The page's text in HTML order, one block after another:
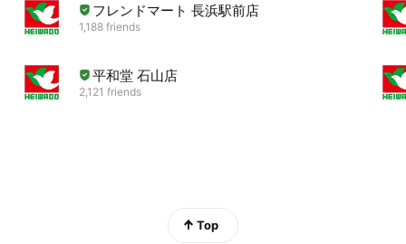
フレンドマート 長浜駅前店
1,188 friends
平和堂 石山店
2,121 friends
Top